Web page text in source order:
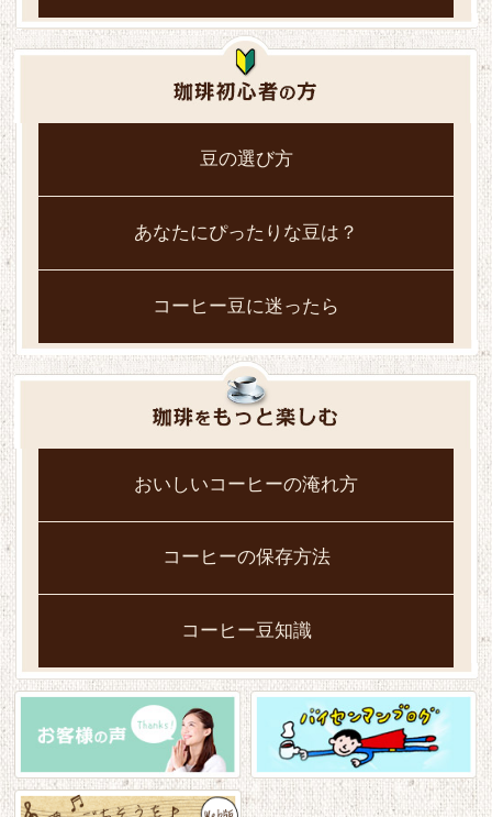
豆の選び方
あなたにぴったりな豆は？
コーヒー豆に迷ったら
おいしいコーヒーの淹れ方
コーヒーの保存方法
コーヒー豆知識